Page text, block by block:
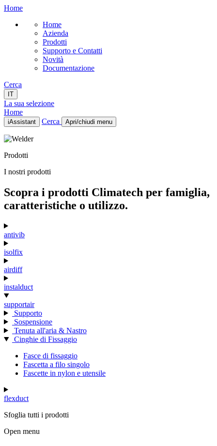
Home
Home
Azienda
Prodotti
Supporto e Contatti
Novità
Documentazione
Cerca
IT
La sua selezione
Home
iAssistant Cerca Apri/chiudi menu
Home
Prodotti
Novità
IT
Prodotti
I nostri prodotti
Scopra i prodotti Climatech per famiglia,
caratteristiche o utilizzo.
antivib
isolfix
airdiff
instalduct
supportair
Supporto
Sospensione
Tenuta all'aria & Nastro
Cinghie di Fissaggio
Fasce di fissaggio
Fascetta a filo singolo
Fascette in nylon e utensile
flexduct
Sfoglia tutti i prodotti
Open menu